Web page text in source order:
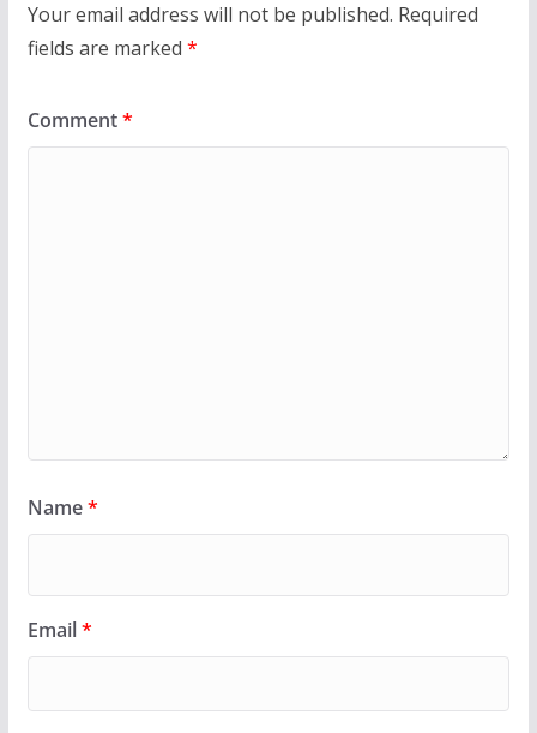
Your email address will not be published. Required
fields are marked *
Comment*
Name*
Email*